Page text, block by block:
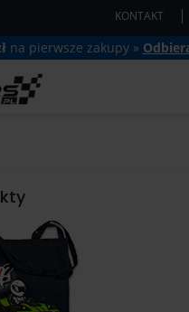
KONTAKT
na pierwsze zakupy »